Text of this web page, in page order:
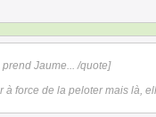
Jaume... /quote]
à force de la peloter mais là,